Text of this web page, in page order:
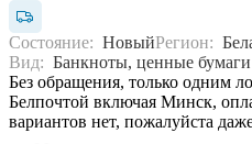
Состояние: НовыйРегион:
Вид: Банкноты, ценные бумаги
Без обращения, только одним
Белпочтой включая Минск,
вариантов нет, пожалуйста